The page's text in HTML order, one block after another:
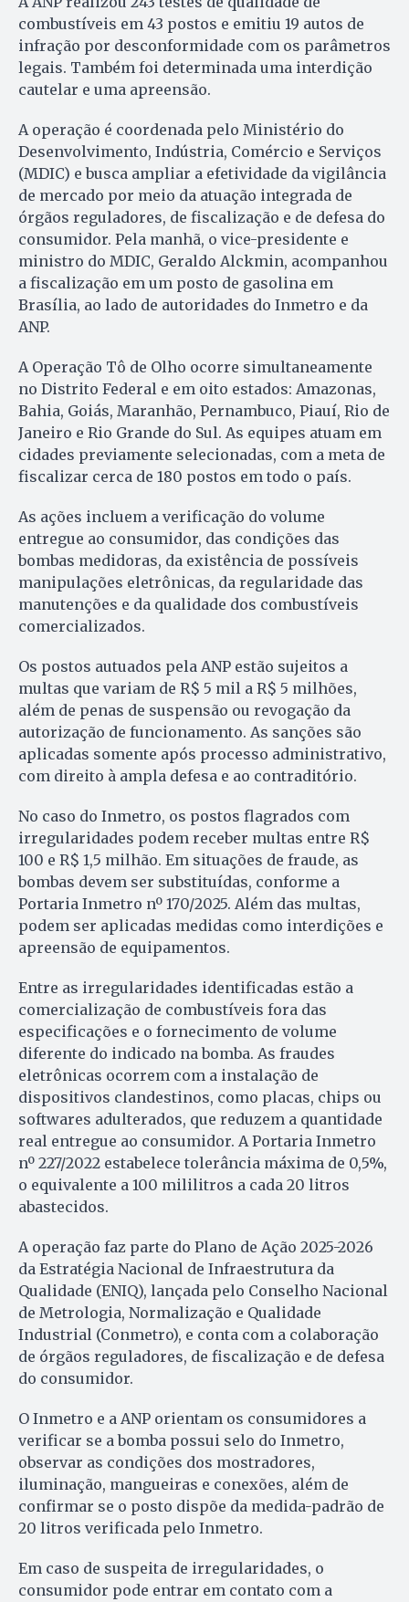
combustíveis em 43 postos e emitiu 19 autos de
infração por desconformidade com os parâmetros
legais. Também foi determinada uma interdição
cautelar e uma apreensão.
A operação é coordenada pelo Ministério do
Desenvolvimento, Indústria, Comércio e Serviços
(MDIC) e busca ampliar a efetividade da vigilância
de mercado por meio da atuação integrada de
órgãos reguladores, de fiscalização e de defesa do
consumidor. Pela manhã, o vice-presidente e
ministro do MDIC, Geraldo Alckmin, acompanhou
a fiscalização em um posto de gasolina em
Brasília, ao lado de autoridades do Inmetro e da
ANP.
A Operação Tô de Olho ocorre simultaneamente
no Distrito Federal e em oito estados: Amazonas,
Bahia, Goiás, Maranhão, Pernambuco, Piauí, Rio de
Janeiro e Rio Grande do Sul. As equipes atuam em
cidades previamente selecionadas, com a meta de
fiscalizar cerca de 180 postos em todo o país.
As ações incluem a verificação do volume
entregue ao consumidor, das condições das
bombas medidoras, da existência de possíveis
manipulações eletrônicas, da regularidade das
manutenções e da qualidade dos combustíveis
comercializados.
Os postos autuados pela ANP estão sujeitos a
multas que variam de R$ 5 mil a R$ 5 milhões,
além de penas de suspensão ou revogação da
autorização de funcionamento. As sanções são
aplicadas somente após processo administrativo,
com direito à ampla defesa e ao contraditório.
No caso do Inmetro, os postos flagrados com
irregularidades podem receber multas entre R$
100 e R$ 1,5 milhão. Em situações de fraude, as
bombas devem ser substituídas, conforme a
Portaria Inmetro nº 170/2025. Além das multas,
podem ser aplicadas medidas como interdições e
apreensão de equipamentos.
Entre as irregularidades identificadas estão a
comercialização de combustíveis fora das
especificações e o fornecimento de volume
diferente do indicado na bomba. As fraudes
eletrônicas ocorrem com a instalação de
dispositivos clandestinos, como placas, chips ou
softwares adulterados, que reduzem a quantidade
real entregue ao consumidor. A Portaria Inmetro
nº 227/2022 estabelece tolerância máxima de 0,5%,
o equivalente a 100 mililitros a cada 20 litros
abastecidos.
A operação faz parte do Plano de Ação 2025-2026
da Estratégia Nacional de Infraestrutura da
Qualidade (ENIQ), lançada pelo Conselho Nacional
de Metrologia, Normalização e Qualidade
Industrial (Conmetro), e conta com a colaboração
de órgãos reguladores, de fiscalização e de defesa
do consumidor.
O Inmetro e a ANP orientam os consumidores a
verificar se a bomba possui selo do Inmetro,
observar as condições dos mostradores,
iluminação, mangueiras e conexões, além de
confirmar se o posto dispõe da medida-padrão de
20 litros verificada pelo Inmetro.
Em caso de suspeita de irregularidades, o
consumidor pode entrar em contato com a